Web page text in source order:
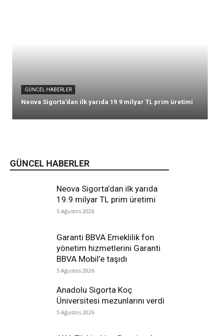
GÜNCEL HABERLER
Neova Sigorta’dan ilk yarıda
19.9 milyar TL prim üretimi
5 Ağustos 2026
Garanti BBVA Emeklilik fon
yönetim hizmetlerini Garanti
BBVA Mobil’e taşıdı
5 Ağustos 2026
Anadolu Sigorta Koç
Üniversitesi mezunlarını verdi
5 Ağustos 2026
GÜNCEL HABERLER
Neova Sigorta’dan ilk yarıda 19.9 milyar TL prim üretimi